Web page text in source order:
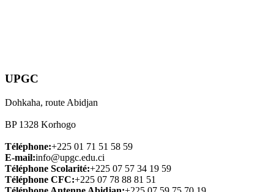
UPGC
Dohkaha, route Abidjan
BP 1328 Korhogo
Téléphone:+225 01 71 51 58 59
E-mail:info@upgc.edu.ci
Téléphone Scolarité:+225 07 57 34 19 59
Téléphone CFC:+225 07 78 88 81 51